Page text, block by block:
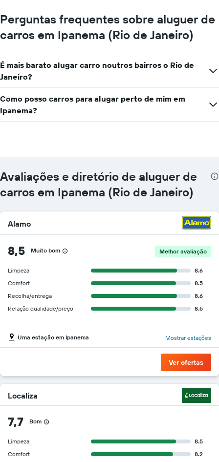
Perguntas frequentes sobre aluguer de
carros em Ipanema (Rio de Janeiro)
É mais barato alugar carro noutros bairros o Rio de
Janeiro?
Como posso carros para alugar perto de mim em
Ipanema?
Avaliações e diretório de aluguer de
carros em Ipanema (Rio de Janeiro)
Alamo
8,5 Muito bom Melhor avaliação
Limpeza
8.6
Comfort
8.5
Recolha/entrega
8.6
Relação qualidade/preço
8.5
Uma estação em Ipanema Mostrar estações
Ver ofertas
Localiza
7,7 Bom
Limpeza
8.5
Comfort
8.2